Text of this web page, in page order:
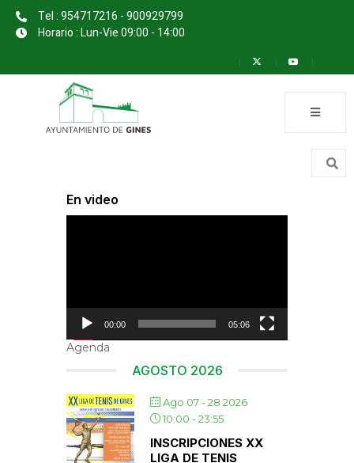
Tel : 954717216 - 900929799
Horario : Lun-Vie 09:00 - 14:00
En video
00:00 05:06
Agenda
AGOSTO 2026
Ago 07 - 28 2026
10:00 -23:55
INSCRIPCIONES XX
LIGA DE TENIS